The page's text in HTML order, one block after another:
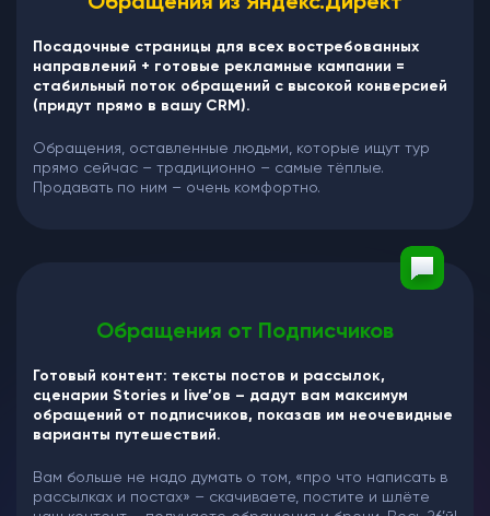
Посадочные страницы для всех востребованных
направлений + готовые рекламные кампании =
стабильный поток обращений с высокой конверсией
(придут прямо в вашу CRM).
Обращения, оставленные людьми, которые ищут тур
прямо сейчас – традиционно – самые тёплые.
Продавать по ним – очень комфортно.
Обращения от Подписчиков
Готовый контент: тексты постов и рассылок,
сценарии Stories и live’ов – дадут вам максимум
обращений от подписчиков, показав им неочевидные
варианты путешествий.
Вам больше не надо думать о том, «про что написать в
рассылках и постах» – скачиваете, постите и шлёте